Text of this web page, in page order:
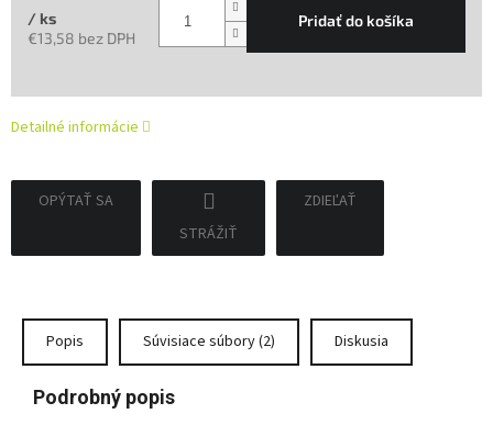
/ ks
€13,58 bez DPH
Pridať do košíka
Detailné informácie
OPÝTAŤ SA
STRÁŽIŤ
ZDIEĽAŤ
Popis Súvisiace súbory (2) Diskusia
Podrobný popis